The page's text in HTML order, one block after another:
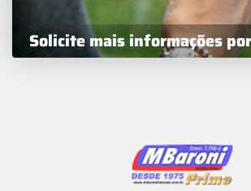
Solicite mais informações